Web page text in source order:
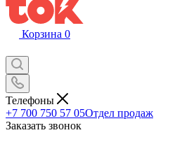
Корзина 0
Телефоны
+7 700 750 57 05Отдел продаж
Заказать звонок